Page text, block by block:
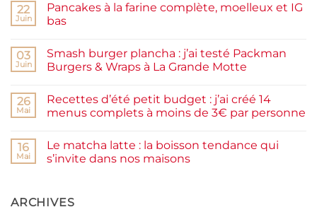
Confiture
de
prunes
et
rapide
22
Juin
Pancakes à la farine complète, moelleux et IG
bas
sur
Pancakes
à
complète,
moelleux
et
03
Juin
Smash burger plancha : j’ai testé Packman
Burgers & Wraps à La Grande Motte
sur
Smash
burger
testé
Packman
Burgers &
Grande
26
Mai
Recettes d’été petit budget : j’ai créé 14
menus complets à moins de 3€ par personne
sur
Recettes
d’été
j’ai
16
Mai
Le matcha latte : la boisson tendance qui
s’invite dans nos maisons
Le
ARCHIVES